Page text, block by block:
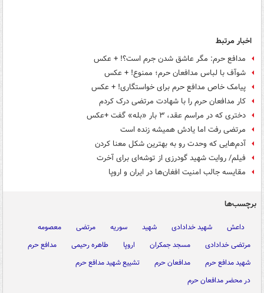
اخبار مرتبط
مدافع حرم: مگر عاشق شدن جرم است؟! + عکس
شوآف با لباس مدافعان حرم؛ ممنوع! + عکس
پیامک خاص مدافع حرم برای خواستگاری! + عکس
کار مدافعان حرم را با شهادت مرتضی درک کردم
دختری که در مراسم عقد، ۳ بار «بله» گفت +عکس
مرتضی رفت اما یادش همیشه زنده است
آدم‌هایی که وحدت رو به بهترین شکل معنا کردن
فیلم/ روایت شهید گودرزی از توشه‌ای برای آخرت
مقایسه جالب امنیت افغان‌ها در ایران و اروپا
برچسب‌ها
داعش شهید خدادادی شهید سوریه مرتضی
معصومه
مرتضی خدادادی
مسجد جمکران اروپا طاهره رحیمی
مدافع حرم
شهید مدافع حرم
مدافعان حرم
تشییع شهید مدافع حرم
در محضر مدافعان حرم